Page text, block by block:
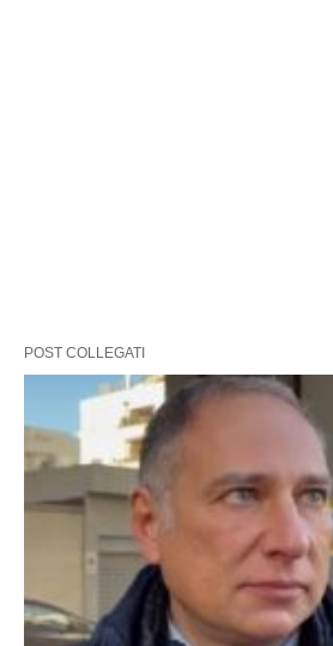
POST COLLEGATI